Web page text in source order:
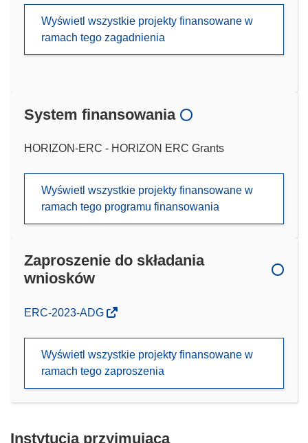
Wyświetl wszystkie projekty finansowane w
ramach tego zagadnienia
System finansowania
HORIZON-ERC - HORIZON ERC Grants
Wyświetl wszystkie projekty finansowane w
ramach tego programu finansowania
Zaproszenie do składania
wniosków
(odnośnik
nowym
ERC-2023-ADG
Wyświetl wszystkie projekty finansowane w
ramach tego zaproszenia
Instytucja przyjmująca